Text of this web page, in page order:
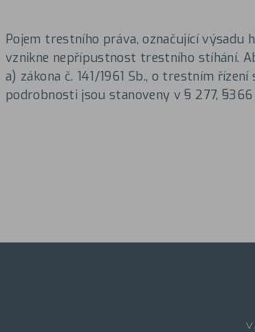
Pojem trestního práva, označující výsadu
vznikne nepřípustnost trestního stíhání.
a) zákona č. 141/1961 Sb., o trestním
podrobnosti jsou stanoveny v § 277,